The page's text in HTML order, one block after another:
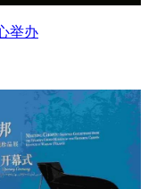
举办